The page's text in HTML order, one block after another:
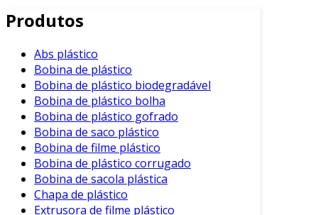
leveza. Essas propriedades fazem do PET uma
Características do Plástico PET
Entre as características que tornam o plástico
PET tão valorizado, podemos destacar:
Resistência: O PET é conhecido por sua
resistência a impactos e abrasões.
Transparência: Possui alta transparência,
permitindo a visualização do conteúdo em
embalagens.
Produtos
Abs plástico
Bobina de plástico
Bobina de plástico biodegradável
Bobina de plástico bolha
Bobina de plástico gofrado
Bobina de saco plástico
Bobina de filme plástico
Bobina de plástico corrugado
Bobina de sacola plástica
Chapa de plástico
Extrusora de filme plástico